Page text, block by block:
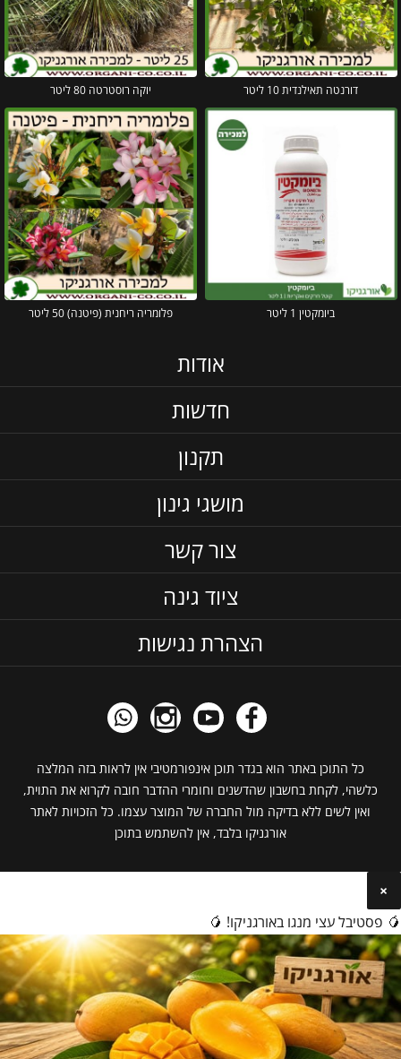
דורנטה תאילנדית 10 ליטר יוקה רוסטרטה 80 ליטר
ביומקטין 1 ליטר פלומריה ריחנית (פיטנה) 50 ליטר
אודות
חדשות
תקנון
מושגי גינון
צור קשר
ציוד גינה
הצהרת נגישות
כל התוכן באתר הוא בגדר תוכן אינפורמטיבי אין לראות בזה המלצה
כלשהי, לקחת בחשבון שהדשנים וחומרי ההדבר חובה לקרוא את התוית,
ואין לשים ללא בדיקה מול החברה של המוצר עצמו. כל הזכויות לאתר
אורגניקו בלבד, אין להשתמש בתוכן
×
🥭 פסטיבל עצי מנגו באורגניקו! 🥭